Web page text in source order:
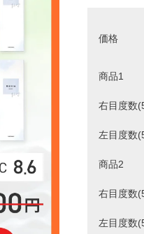
価格
商品1
右目度数
左目度数
商品2
右目度数
左目度数
ークルレンズ 1day 商品一覧を
タクトレンズ 1day 商品一覧を